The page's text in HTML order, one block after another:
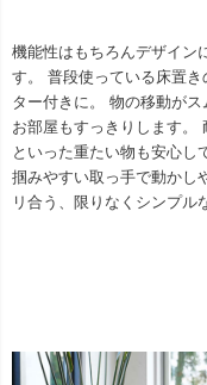
機能性はもちろんデザイン
す。 普段使っている床置
ター付きに。 物の移動が
お部屋もすっきりします。
といった重たい物も安心し
掴みやすい取っ手で動かし
リ合う、限りなくシンプル